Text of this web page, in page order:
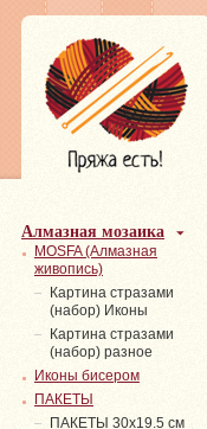
Алмазная мозаика
MOSFA (Алмазная
живопись)
Картина стразами
(набор) Иконы
Картина стразами
(набор) разное
Иконы бисером
ПАКЕТЫ
ПАКЕТЫ 30х19.5 см